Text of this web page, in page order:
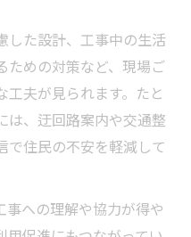
した設計、工事中の生活
ための対策など、現場ご
夫が見られます。たと
は、迂回路案内や交通整
で住民の不安を軽減して
事への理解や協力が得や